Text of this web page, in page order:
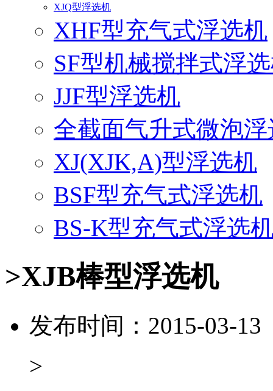
XJQ型浮选机
XHF型充气式浮选机
SF型机械搅拌式浮
JJF型浮选机
全截面气升式微泡
XJ(XJK,A)型浮选机
BSF型充气式浮选机
BS-K型充气式浮选
>XJB棒型浮选机
发布时间：2015-03-13
>